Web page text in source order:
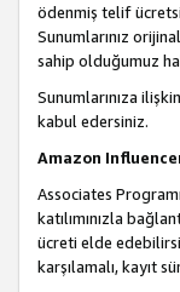
ödenmiş telif
Sunumlarınız
sahip olduğumuz
Sunumlarınıza
kabul edersiniz.
Amazon
Associates
katılımınızla
ücreti elde
karşılamalı, kayıt